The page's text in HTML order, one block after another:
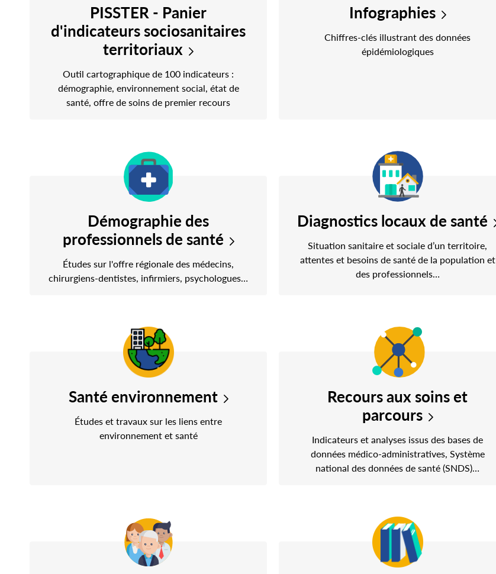
PISSTER - Panier
d'indicateurs sociosanitaires
territoriaux
Outil cartographique de 100 indicateurs :
démographie, environnement social, état de
santé, offre de soins de premier recours
Infographies
Chiffres-clés illustrant des données
épidémiologiques
Démographie des
professionnels de santé
Études sur l'offre régionale des médecins,
chirurgiens-dentistes, infirmiers, psychologues…
Diagnostics locaux de santé
Situation sanitaire et sociale d’un territoire,
attentes et besoins de santé de la population et
des professionnels…
Santé environnement
Études et travaux sur les liens entre
environnement et santé
Recours aux soins et
parcours
Indicateurs et analyses issus des bases de
données médico-administratives, Système
national des données de santé (SNDS)…